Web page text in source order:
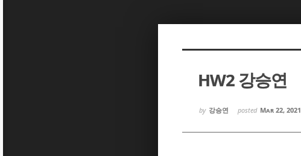
HW2 강승연
by 강승연 posted Mar 22, 2021
Sketchbook5, 스케치북5
Sketchbook5, 스케치북5
Sketchbook5, 스케치북5
Sketchbook5, 스케치북5